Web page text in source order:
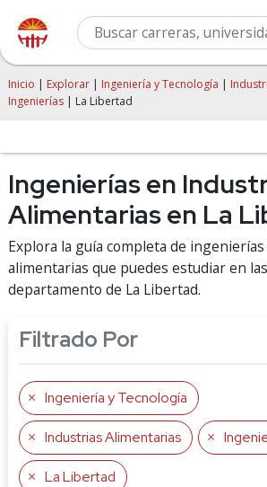
Inicio | Explorar | Ingeniería y Tecnología |
Ingenierías | La Libertad
Ingenierías en
Alimentarias en La
Explora la guía completa de
alimentarias que puedes estudiar en
departamento de La Libertad.
Filtrado Por
Ingeniería y Tecnología
Industrias Alimentarias
La Libertad